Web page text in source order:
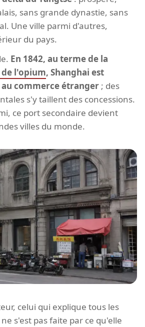
sans grande dynastie, sans
Une ville parmi d'autres,
du pays.
En 1842, au terme de la
l'opium, Shanghai est
commerce étranger ; des
s'y taillent des concessions.
ce port secondaire devient
villes du monde.
celui qui explique tous les
s'est pas faite par ce qu'elle